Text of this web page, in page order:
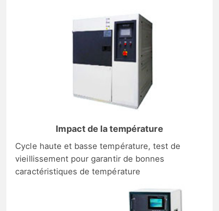
Impact de la température
Cycle haute et basse température, test de
vieillissement pour garantir de bonnes
caractéristiques de température